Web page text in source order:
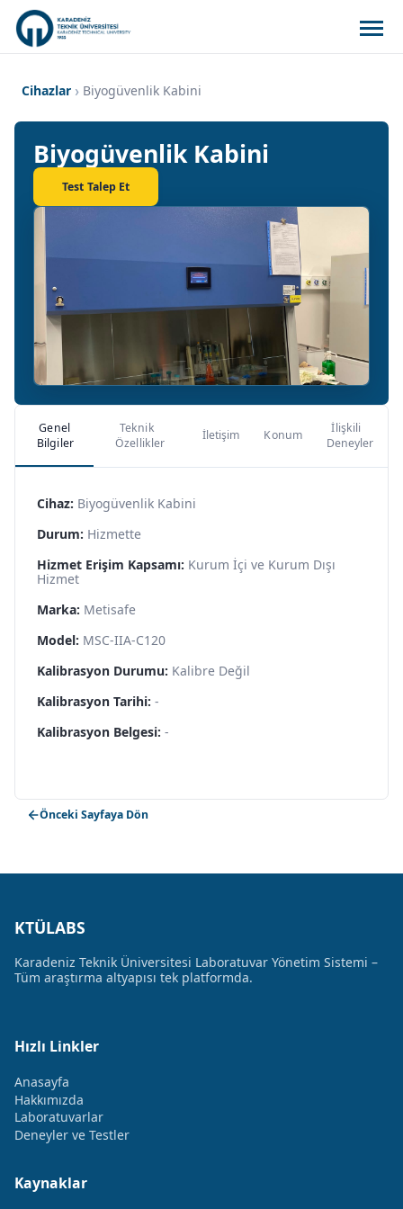
Cihazlar Biyogüvenlik Kabini
Biyogüvenlik Kabini
Test Talep Et
Genel
Bilgiler
Teknik
Özellikler
İletişim Konum
İlişkili
Deneyler
Cihaz: Biyogüvenlik Kabini
Durum: Hizmette
Hizmet Erişim Kapsamı: Kurum İçi ve Kurum Dışı
Hizmet
Marka: Metisafe
Model: MSC-IIA-C120
Kalibrasyon Durumu: Kalibre Değil
Kalibrasyon Tarihi: -
Kalibrasyon Belgesi: -
Önceki Sayfaya Dön
KTÜLABS
Karadeniz Teknik Üniversitesi Laboratuvar Yönetim Sistemi –
Tüm araştırma altyapısı tek platformda.
Hızlı Linkler
Anasayfa
Hakkımızda
Laboratuvarlar
Deneyler ve Testler
Kaynaklar